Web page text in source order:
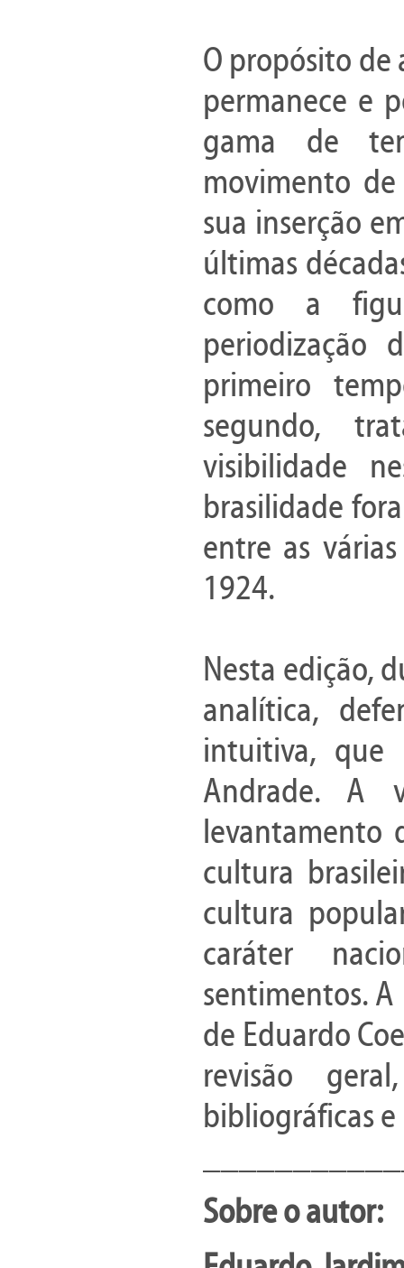
O propósito
permanece e
gama de
movimento
sua inserção
últimas
como a
periodização
primeiro
segundo,
visibilidade
brasilidade
entre as
1924.
Nesta edição,
analítica,
intuitiva, que
Andrade. A
levantamento
cultura
cultura
caráter
sentimentos.
de Eduardo
revisão
bibliográficas
Sobre o autor: